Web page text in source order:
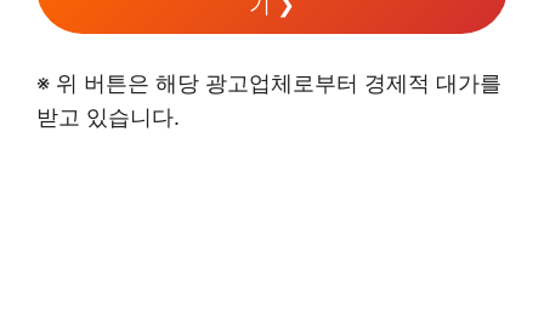
※ 위 버튼은 해당 광고업체로부터 경제적 대가를
받고 있습니다.